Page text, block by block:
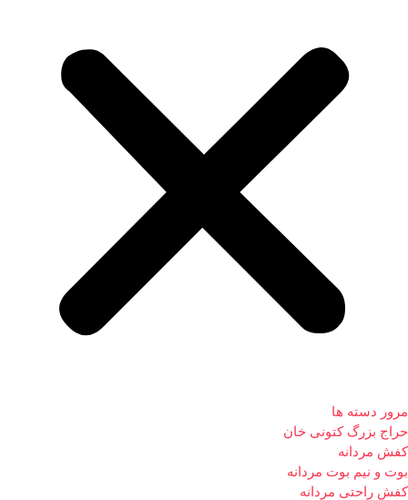
مرور دسته ها
حراج بزرگ کتونی خان
کفش مردانه
بوت و نیم بوت مردانه
کفش راحتی مردانه